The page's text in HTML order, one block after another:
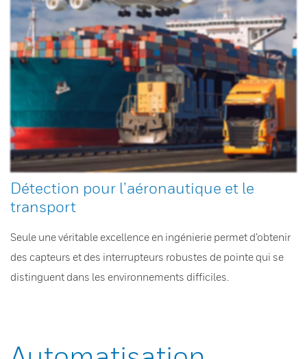
Détection pour l’aéronautique et le
transport
Seule une véritable excellence en ingénierie permet d’obtenir
des capteurs et des interrupteurs robustes de pointe qui se
distinguent dans les environnements difficiles.